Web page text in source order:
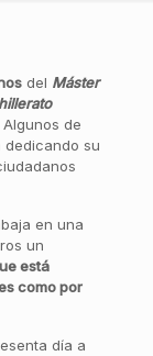
del Máster
de
su
en una
un
está
como por
día a